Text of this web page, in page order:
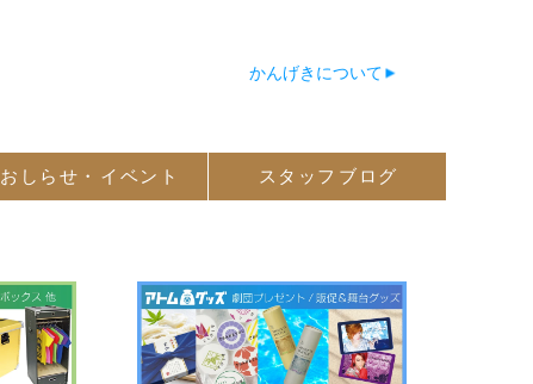
かんげきについて
おしらせ・ イベント スタッフ ブログ